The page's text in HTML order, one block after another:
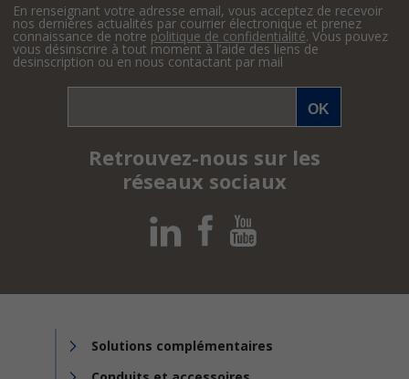
En renseignant votre adresse email, vous acceptez de recevoir
nos dernières actualités par courrier électronique et prenez
connaissance de notre politique de confidentialité. Vous pouvez
vous désinscrire à tout moment à l’aide des liens de
desinscription ou en nous contactant par mail
Retrouvez-nous sur les
réseaux sociaux
Solutions complémentaires